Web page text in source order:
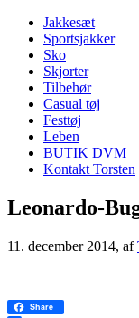
på
Jakkesæt
Sportsjakker
Sko
Skjorter
Tilbehør
Casual tøj
Festtøj
Leben
BUTIK DVM
Kontakt Torsten
Leonardo-
11. december 2014, af
Share